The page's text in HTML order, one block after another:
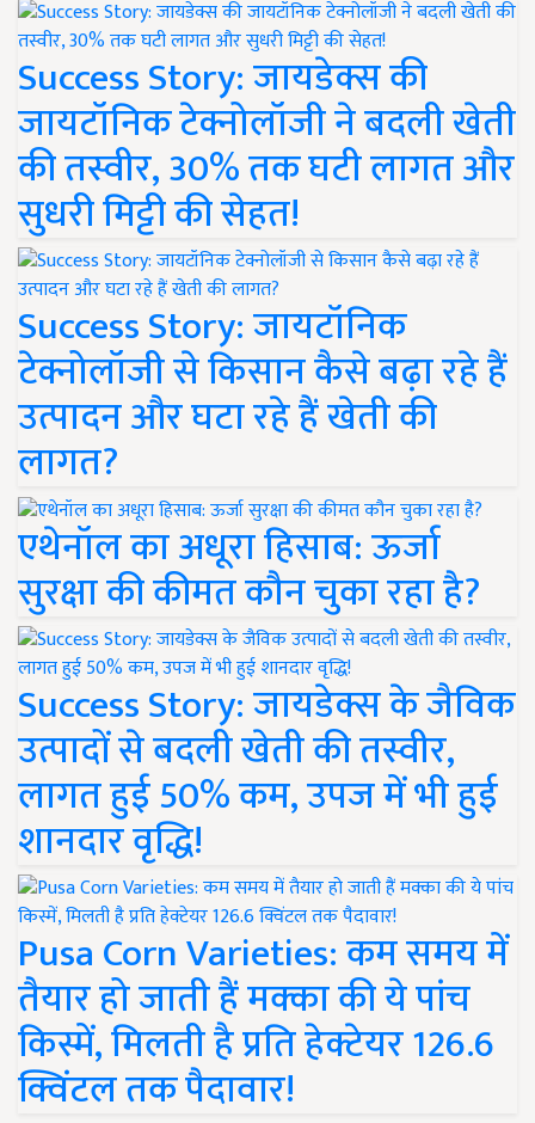
Success Story: जायडेक्स की
जायटॉनिक टेक्नोलॉजी ने बदली खेती
की तस्वीर, 30% तक घटी लागत और
सुधरी मिट्टी की सेहत!
Success Story: जायटॉनिक
टेक्नोलॉजी से किसान कैसे बढ़ा रहे हैं
उत्पादन और घटा रहे हैं खेती की
लागत?
एथेनॉल का अधूरा हिसाब: ऊर्जा
सुरक्षा की कीमत कौन चुका रहा है?
Success Story: जायडेक्स के जैविक
उत्पादों से बदली खेती की तस्वीर,
लागत हुई 50% कम, उपज में भी हुई
शानदार वृद्धि!
Pusa Corn Varieties: कम समय में
तैयार हो जाती हैं मक्का की ये पांच
किस्में, मिलती है प्रति हेक्टेयर 126.6
क्विंटल तक पैदावार!